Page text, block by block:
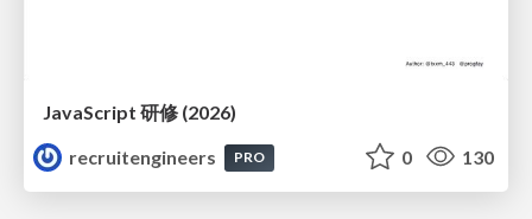
JavaScript 研修 (2026)
recruitengineers
PRO 0 130